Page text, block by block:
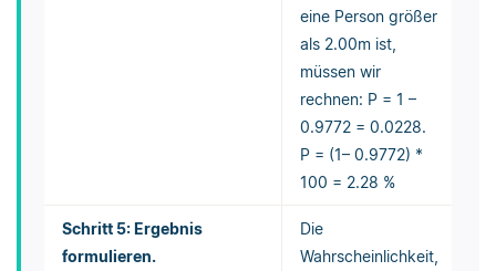
eine Person größer
als 2.00m ist,
müssen wir
rechnen: P = 1 –
0.9772 = 0.0228.
P = (1– 0.9772) *
100 = 2.28 %
Schritt 5: Ergebnis
formulieren.
Die
Wahrscheinlichkeit,